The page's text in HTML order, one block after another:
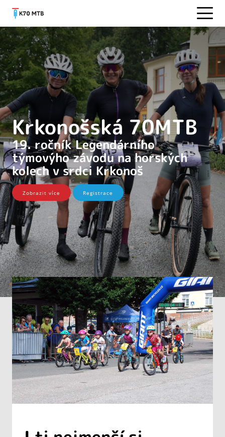
Krkonošská 70MTB
19. ročník Legendárního
týmovýho závodu na horských
kolech v srdci Krkonoš
Zobrazit více Registrace